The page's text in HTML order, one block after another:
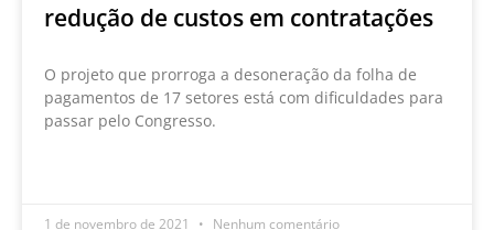
redução de custos em contratações
O projeto que prorroga a desoneração da folha de
pagamentos de 17 setores está com dificuldades para
passar pelo Congresso.
1 de novembro de 2021 Nenhum comentário